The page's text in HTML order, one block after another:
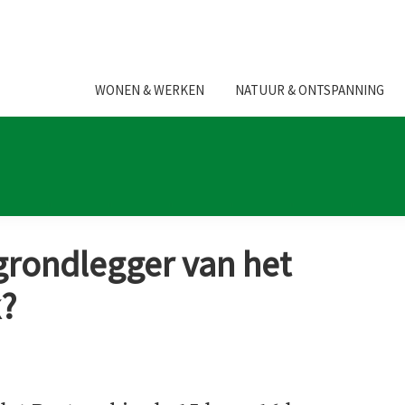
WONEN & WERKEN NATUUR & ONTSPANNING
van het